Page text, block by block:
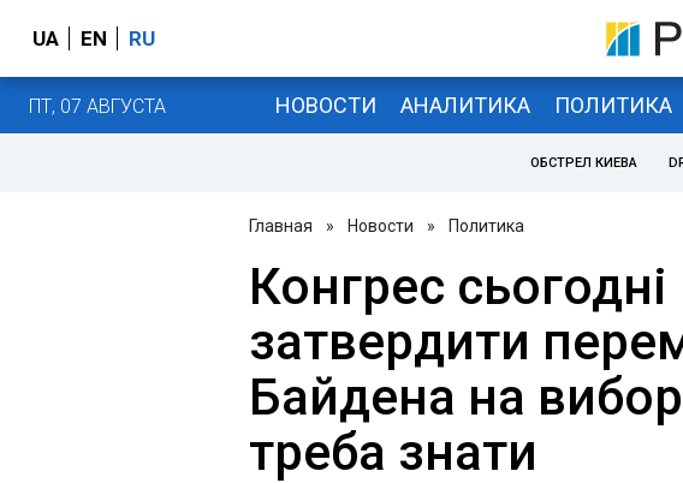
UA EN RU
ПТ, 07 АВГУСТА НОВОСТИ АНАЛИТИКА ПОЛИТИКА
ОБСТРЕЛ КИЕВА
Главная » Новости » Политика
Конгрес
затвердити
Байдена на
треба знати